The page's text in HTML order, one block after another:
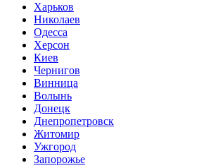
Харьков
Николаев
Одесса
Херсон
Киев
Чернигов
Винница
Волынь
Донецк
Днепропетровск
Житомир
Ужгород
Запорожье